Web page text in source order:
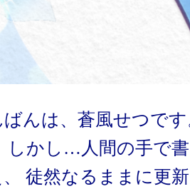
ばんは、蒼風せつで
しかし…人間の手で
徒然なるままに更